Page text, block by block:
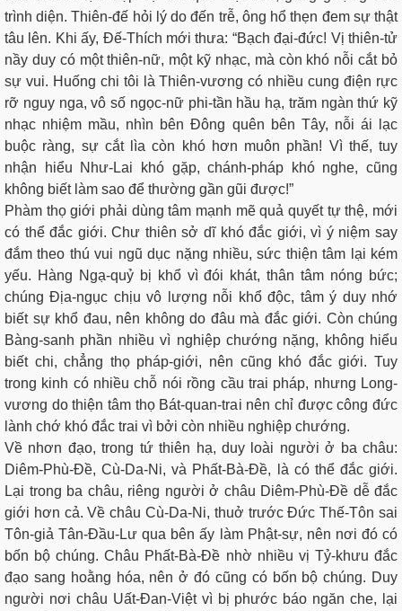
trình diện. Thiên-đế hỏi lý do đến trễ, ông hổ thẹn đem sự thật
tâu lên. Khi ấy, Ðế-Thích mới thưa: “Bạch đại-đức! Vị thiên-tử
nầy duy có một thiên-nữ, một kỹ nhạc, mà còn khó nỗi cắt bỏ
sự vui. Huống chi tôi là Thiên-vương có nhiều cung điện rực
rỡ nguy nga, vô số ngọc-nữ phi-tần hầu hạ, trăm ngàn thứ kỹ
nhạc nhiệm mầu, nhìn bên Ðông quên bên Tây, nỗi ái lạc
buộc ràng, sự cắt lìa còn khó hơn muôn phần! Vì thế, tuy
nhận hiểu Như-Lai khó gặp, chánh-pháp khó nghe, cũng
không biết làm sao để thường gần gũi được!”
Phàm thọ giới phải dùng tâm mạnh mẽ quả quyết tự thệ, mới
có thể đắc giới. Chư thiên sở dĩ khó đắc giới, vì ý niệm say
đắm theo thú vui ngũ dục nặng nhiều, sức thiện tâm lại kém
yếu. Hàng Ngạ-quỷ bị khổ vì đói khát, thân tâm nóng bức;
chúng Địa-ngục chịu vô lượng nỗi khổ độc, tâm ý duy nhớ
biết sự khổ đau, nên không do đâu mà đắc giới. Còn chúng
Bàng-sanh phần nhiều vì nghiệp chướng nặng, không hiểu
biết chi, chẳng thọ pháp-giới, nên cũng khó đắc giới. Tuy
trong kinh có nhiều chỗ nói rồng cầu trai pháp, nhưng Long-
vương do thiện tâm thọ Bát-quan-trai nên chỉ được công đức
lành chớ khó đắc trai vì bởi còn nhiều nghiệp chướng.
Về nhơn đạo, trong tứ thiên hạ, duy loài người ở ba châu:
Diêm-Phù-Đề, Cù-Da-Ni, và Phất-Bà-Đề, là có thể đắc giới.
Lại trong ba châu, riêng người ở châu Diêm-Phù-Đề dễ đắc
giới hơn cả. Về châu Cù-Da-Ni, thuở trước Ðức Thế-Tôn sai
Tôn-giả Tân-Ðầu-Lư qua bên ấy làm Phật-sự, nên nơi đó có
bốn bộ chúng. Châu Phất-Bà-Đề nhờ nhiều vị Tỷ-khưu đắc
đạo sang hoằng hóa, nên ở đó cũng có bốn bộ chúng. Duy
người nơi châu Uất-Đan-Việt vì bị phước báo ngăn che, lại